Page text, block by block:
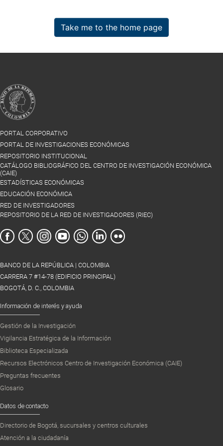
Take me to the home page
PORTAL CORPORATIVO
PORTAL DE INVESTIGACIONES ECONÓMICAS
REPOSITORIO INSTITUCIONAL
CATÁLOGO BIBLIOGRÁFICO DEL CENTRO DE INVESTIGACIÓN ECONÓMICA
(CAIE)
ESTADÍSTICAS ECONÓMICAS
EDUCACIÓN ECONÓMICA
RED DE INVESTIGADORES
REPOSITORIO DE LA RED DE INVESTIGADORES (RIEC)
BANCO DE LA REPÚBLICA | COLOMBIA
CARRERA 7 #14-78 (EDIFICIO PRINCIPAL)
BOGOTÁ, D. C., COLOMBIA
Información de interés y ayuda
Gestión de la Investigación
Vigilancia Estratégica de la Información
Biblioteca Especializada
Recursos Electrónicos Centro de Investigación Económica (CAIE)
Preguntas frecuentes
Glosario
Datos de contacto
Directorio de Bogotá, sucursales y centros culturales
Atención a la ciudadanía